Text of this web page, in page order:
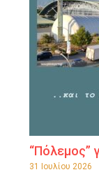
“Πόλεμος”
31 Ιουλίου 2026